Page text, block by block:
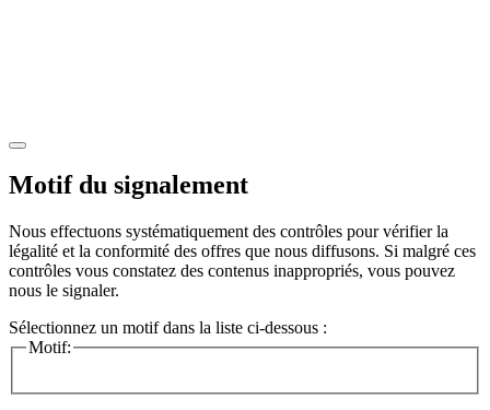
Motif du signalement
Nous effectuons systématiquement des contrôles pour vérifier la
légalité et la conformité des offres que nous diffusons. Si malgré ces
contrôles vous constatez des contenus inappropriés, vous pouvez
nous le signaler.
Sélectionnez un motif dans la liste ci-dessous :
Motif: